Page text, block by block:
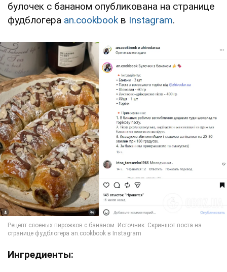
булочек с бананом опубликована на странице
фудблогера an.cookbook в Instagram.
Ингредиенты: